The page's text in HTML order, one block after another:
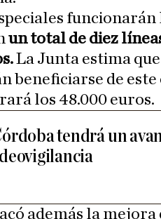
funcionarán
un total de diez
La Junta estima que
beneficiarse de
los 48.000 euros.
tendrá un
además la mejora